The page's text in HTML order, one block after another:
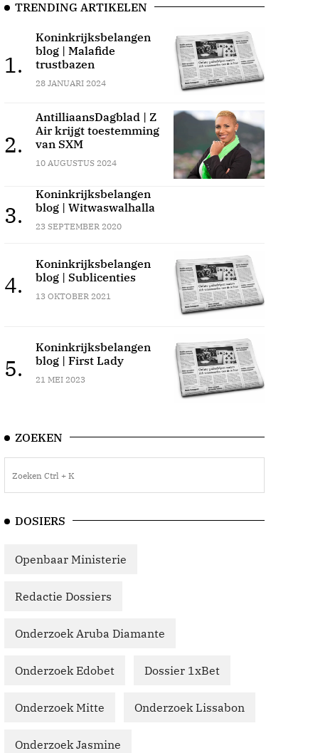
Extra | Journaal 20 maart 2025
20 MAART 2025
TRENDING ARTIKELEN
1.
Koninkrijksbelangen
blog | Malafide
trustbazen
28 JANUARI 2024
2.
AntilliaansDagblad | Z
Air krijgt toestemming
van SXM
10 AUGUSTUS 2024
3.
Koninkrijksbelangen
blog | Witwaswalhalla
23 SEPTEMBER 2020
4.
Koninkrijksbelangen
blog | Sublicenties
13 OKTOBER 2021
5.
Koninkrijksbelangen
blog | First Lady
21 MEI 2023
ZOEKEN
DOSIERS
Openbaar Ministerie
Redactie Dossiers
Onderzoek Aruba Diamante
Onderzoek Edobet Dossier 1xBet
Onderzoek Mitte Onderzoek Lissabon
Onderzoek Jasmine